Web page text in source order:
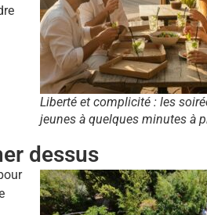
Liberté et complicité : les
jeunes à quelques minutes à
dessus